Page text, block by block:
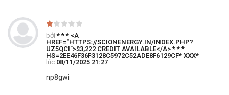
bởi* * * <A
HREF="HTTPS://SCIONENERGY.IN/INDEX.PHP?
UZ5QCI">$3,222 CREDIT AVAILABLE</A> * * *
HS=2EE46F36F3128C5972C52ADE8F6129CF* ХХХ*
lúc 08/11/2025 21:27
np8gwi